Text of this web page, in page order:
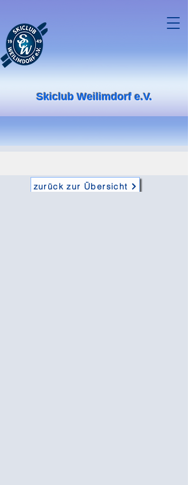
Skiclub Weilimdorf e.V.
zurück zur Übersicht